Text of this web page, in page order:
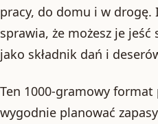
pracy, do domu i w
sprawia, że możesz je
jako składnik dań i
Ten 1000-gramowy
wygodnie planować